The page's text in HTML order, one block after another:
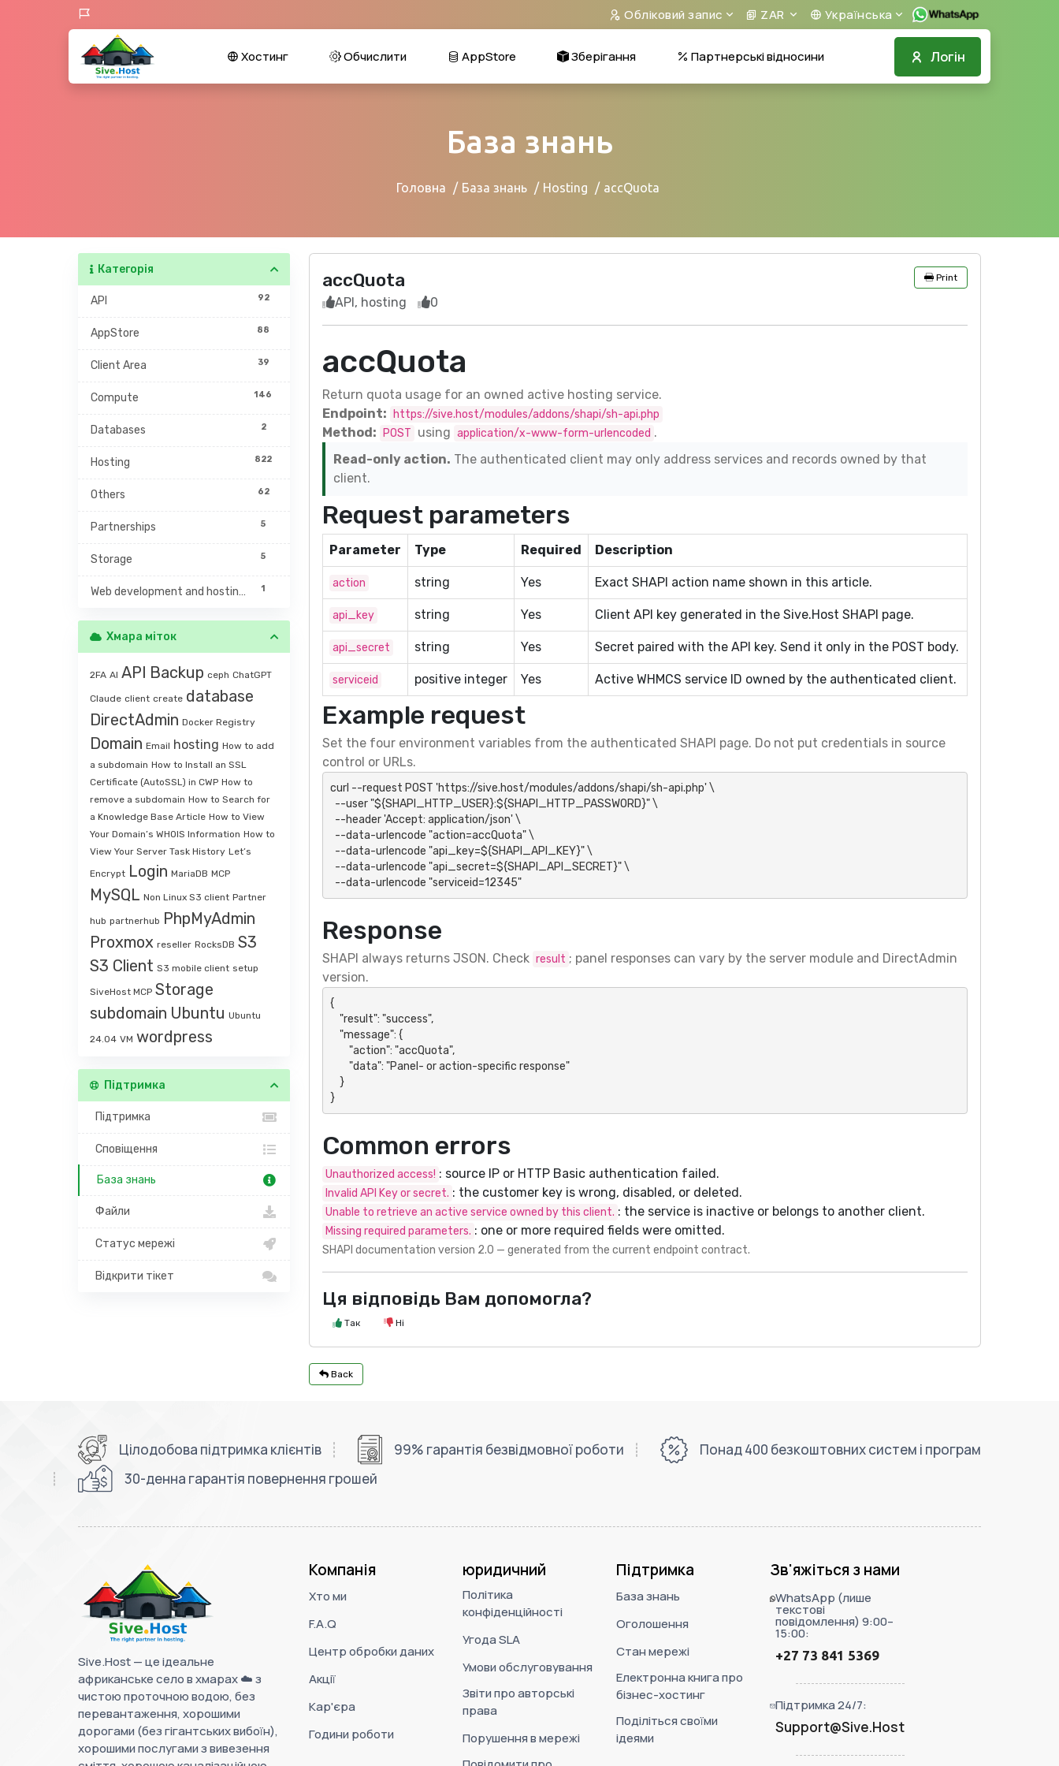
Обліковий запис ZAR Українська
Логін
Хостинг Обчислити AppStore Зберігання Партнерські відносини
База знань
Головна База знань Hosting accQuota
Категорія
92
API
88
AppStore
39
Client Area
146
Compute
2
Databases
822
Hosting
62
Others
5
Partnerships
5
Storage
1
Web development and hosting management
Хмара міток
2FA AI API Backup ceph ChatGPT
Claude client create database
DirectAdmin Docker Registry
Domain Email hosting How to add
a subdomain How to Install an SSL
Certificate (AutoSSL) in CWP How to
remove a subdomain How to Search for
a Knowledge Base Article How to View
Your Domain’s WHOIS Information How to
View Your Server Task History Let’s
Encrypt Login MariaDB MCP
MySQL Non Linux S3 client Partner
hub partnerhub PhpMyAdmin
Proxmox reseller RocksDB S3
S3 Client S3 mobile client setup
SiveHost MCP Storage
subdomain Ubuntu Ubuntu
24.04 VM wordpress
Підтримка
Підтримка
Сповіщення
База знань
Файли
Статус мережі
Відкрити тікет
accQuota Print
API, hosting 0
accQuota
Return quota usage for an owned active hosting service.
Endpoint:
https://sive.host/modules/addons/shapi/sh-api.php
Method: POST using application/x-www-form-urlencoded .
Read-only action. The authenticated client may only address services and records owned by that
client.
Request parameters
Parameter Type Required Description
action string Yes Exact SHAPI action name shown in this article.
api_key string Yes Client API key generated in the Sive.Host SHAPI page.
api_secret string Yes Secret paired with the API key. Send it only in the POST body.
serviceid positive integer Yes Active WHMCS service ID owned by the authenticated client.
Example request
Set the four environment variables from the authenticated SHAPI page. Do not put credentials in source
control or URLs.
curl --request POST 'https://sive.host/modules/addons/shapi/sh-api.php' \
  --data-urlencode "serviceid=12345"
Response
SHAPI always returns JSON. Check result ; panel responses can vary by the server module and DirectAdmin
version.
{
}
Common errors
Unauthorized access! : source IP or HTTP Basic authentication failed.
Invalid API Key or secret. : the customer key is wrong, disabled, or deleted.
Unable to retrieve an active service owned by this client. : the service is inactive or belongs to another client.
Missing required parameters. : one or more required fields were omitted.
SHAPI documentation version 2.0 — generated from the current endpoint contract.
Ця відповідь Вам допомогла?
Так Ні
Back
Цілодобова підтримка клієнтів 99% гарантія безвідмовної роботи
Понад 400 безкоштовних систем і програм
30-денна гарантія повернення грошей
Sive.Host — це ідеальне
африканське село в хмарах ☁️ з
чистою проточною водою, без
перевантаження, хорошими
дорогами (без гігантських вибоїн),
хорошими послугами з вивезення
Компанія
Хто ми
F.A.Q
Центр обробки даних
Акції
Кар'єра
Години роботи
юридичний
Політика
конфіденційності
Угода SLA
Умови обслуговування
Звіти про авторські
права
Порушення в мережі
Підтримка
База знань
Оголошення
Стан мережі
Електронна книга про
бізнес-хостинг
Поділіться своїми
ідеями
Зв'яжіться з нами
WhatsApp (лише
текстові
повідомлення) 9:00–
15:00:
+27 73 841 5369
Підтримка 24/7:
Support@Sive.Host